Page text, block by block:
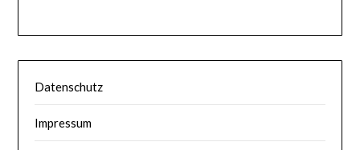
Datenschutz
Impressum